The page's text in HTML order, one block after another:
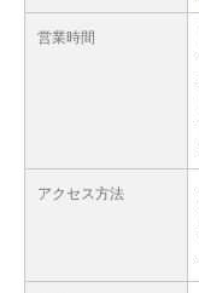
営業時間
アクセス方法